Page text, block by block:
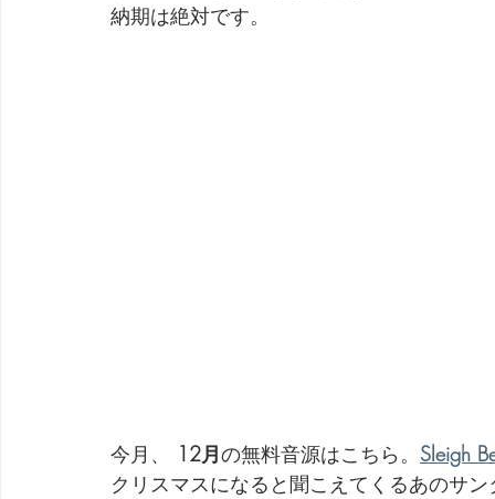
納期は絶対です。
今月、 12月の無料音源はこちら。 Sleigh
クリスマスになると聞こえてくるあのサ